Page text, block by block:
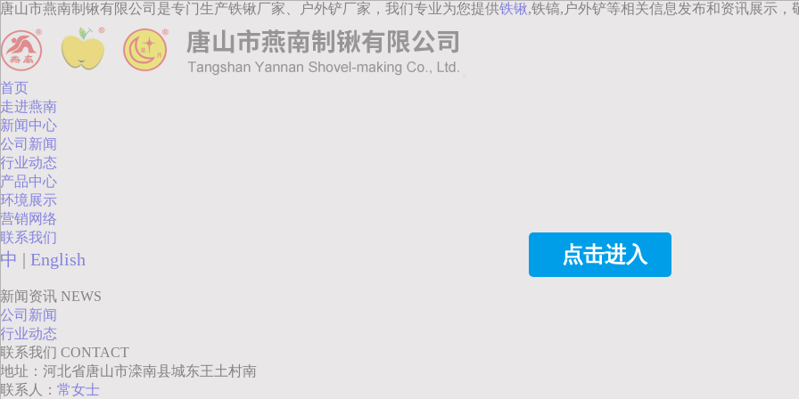
点击进入
唐山市燕南制锹有限公司是专门生产铁锹厂家、户外铲厂家，我们专业为您提供铁锹,铁镐,户外铲等相关信息发布和资讯展示，
首页
走进燕南
新闻中心
公司新闻
行业动态
产品中心
环境展示
营销网络
联系我们
中 | English
新闻资讯 NEWS
公司新闻
行业动态
联系我们 CONTACT
地址：河北省唐山市滦南县城东王土村南
联系人： 常女士